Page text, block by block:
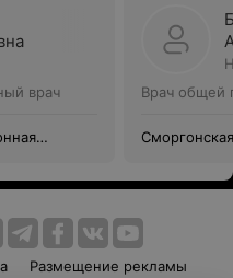
врач
Врач общей
Размещение рекламы